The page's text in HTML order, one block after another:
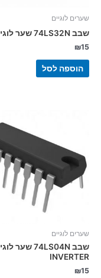
שערים לוגיים
שבב 74LS32N שער לוגי OR
₪15
הוספה לסל
שערים לוגיים
שבב 74LS04N שער לוגי
INVERTER
₪15